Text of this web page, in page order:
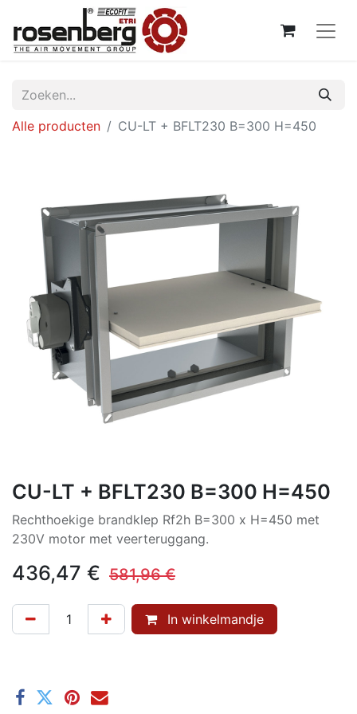
Alle producten CU-LT + BFLT230 B=300 H=450
CU-LT + BFLT230 B=300 H=450
Rechthoekige brandklep Rf2h B=300 x H=450 met
230V motor met veerteruggang.
436,47 € 581,96€
In winkelmandje